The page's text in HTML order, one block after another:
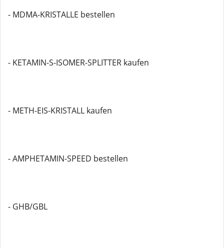
- MDMA-KRISTALLE bestellen
- KETAMIN-S-ISOMER-SPLITTER kaufen
- METH-EIS-KRISTALL kaufen
- AMPHETAMIN-SPEED bestellen
- GHB/GBL